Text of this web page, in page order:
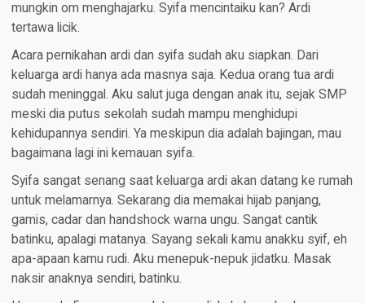
mungkin om menghajarku. Syifa mencintaiku kan? Ardi
tertawa licik.
Acara pernikahan ardi dan syifa sudah aku siapkan. Dari
keluarga ardi hanya ada masnya saja. Kedua orang tua ardi
sudah meninggal. Aku salut juga dengan anak itu, sejak SMP
meski dia putus sekolah sudah mampu menghidupi
kehidupannya sendiri. Ya meskipun dia adalah bajingan, mau
bagaimana lagi ini kemauan syifa.
Syifa sangat senang saat keluarga ardi akan datang ke rumah
untuk melamarnya. Sekarang dia memakai hijab panjang,
gamis, cadar dan handshock warna ungu. Sangat cantik
batinku, apalagi matanya. Sayang sekali kamu anakku syif, eh
apa-apaan kamu rudi. Aku menepuk-nepuk jidatku. Masak
naksir anaknya sendiri, batinku.